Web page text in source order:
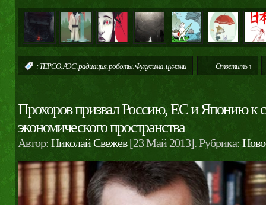
: TEPCO,АЭС,радиация,роботы,Фукусима,цунами Ответить ↑
Прохоров призвал Россию, ЕС и Японию к
экономического пространства
Автор: Николай Свежев[23 Май 2013]. Рубрика: